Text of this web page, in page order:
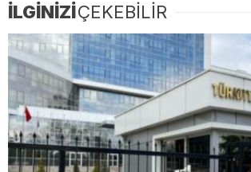
İLGİNİZİÇEKEBİLİR